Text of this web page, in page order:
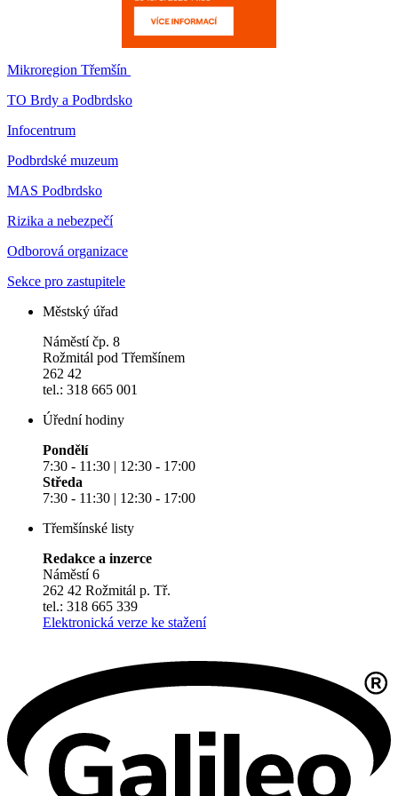
Mikroregion Třemšín
TO Brdy a Podbrdsko
Infocentrum
Podbrdské muzeum
MAS Podbrdsko
Rizika a nebezpečí
Odborová organizace
Sekce pro zastupitele
Městský úřad
Náměstí čp. 8
Rožmitál pod Třemšínem
262 42
tel.: 318 665 001
Úřední hodiny
Pondělí
7:30 - 11:30 | 12:30 - 17:00
Středa
7:30 - 11:30 | 12:30 - 17:00
Třemšínské listy
Redakce a inzerce
Náměstí 6
262 42 Rožmitál p. Tř.
tel.: 318 665 339
Elektronická verze ke stažení